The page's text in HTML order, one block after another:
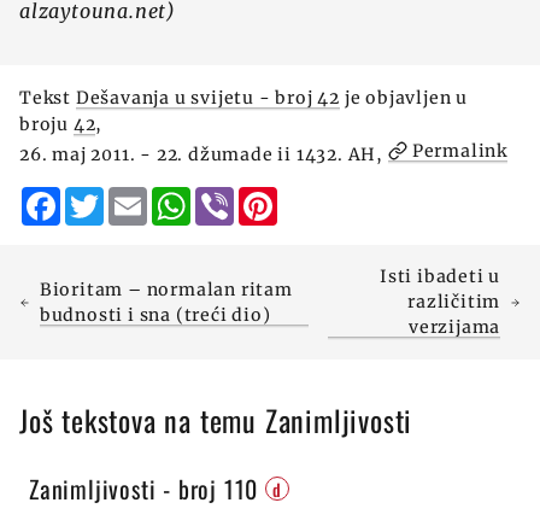
alzaytouna.net)
Tekst Dešavanja u svijetu - broj 42 je objavljen u
broju 42,
26. maj 2011. - 22. džumade ii 1432. AH,
Permalink
Facebook
TwitterEmailWhatsApp
Viber
Bioritam – normalan ritam
budnosti i sna (treći dio)
Isti ibadeti u
različitim
verzijama
Još tekstova na temu Zanimljivosti
Zanimljivosti - broj 110 d